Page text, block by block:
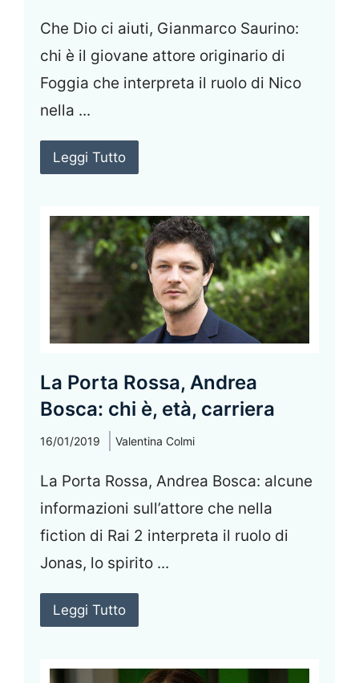
Che Dio ci aiuti, Gianmarco Saurino:
chi è il giovane attore originario di
Foggia che interpreta il ruolo di Nico
nella ...
Leggi Tutto
La Porta Rossa, Andrea
Bosca: chi è, età, carriera
16/01/2019 Valentina Colmi
La Porta Rossa, Andrea Bosca: alcune
informazioni sull’attore che nella
fiction di Rai 2 interpreta il ruolo di
Jonas, lo spirito ...
Leggi Tutto